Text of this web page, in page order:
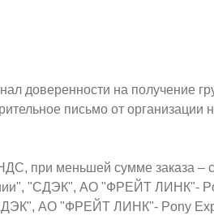
доверенности на получение
письмо от
при меньшей сумме заказа –
"СДЭК", АО "ФРЕЙТ ЛИНК"-
АО "ФРЕЙТ ЛИНК"- Pony